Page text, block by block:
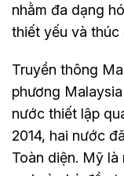
nhằm đa dạng
thiết yếu và thúc
Truyền thông
phương
nước thiết lập
2014, hai nước
Toàn diện. Mỹ